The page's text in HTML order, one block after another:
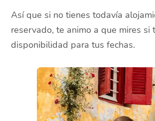
Así que si no tienes todavía
reservado, te animo a que mires si
disponibilidad para tus fechas.